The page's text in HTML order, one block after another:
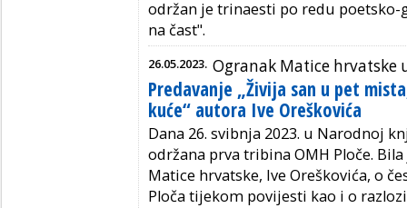
održan je trinaesti po redu
na čast".
26.05.2023. Ogranak Matice hrvatske
Predavanje „Živija san u pet
kuće“ autora Ive Oreškovića
Dana 26. svibnja 2023. u Narodnoj
održana prva tribina OMH Ploče.
Matice hrvatske, Ive Oreškovića, o
Ploča tijekom povijesti kao i o